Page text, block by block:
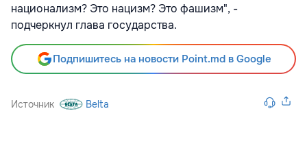
национализм? Это нацизм? Это фашизм", -
подчеркнул глава государства.
Подпишитесь на новости Point.md в Google
Источник Belta